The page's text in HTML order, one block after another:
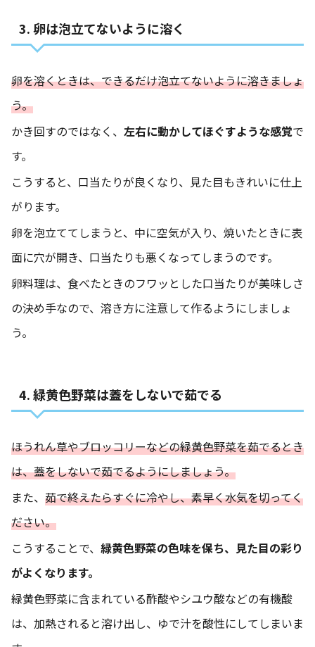
3. 卵は泡立てないように溶く
卵を溶くときは、できるだけ泡立てないように溶きましょ
う。
かき回すのではなく、 左右に動かしてほぐすような感覚で
す。
こうすると、口当たりが良くなり、見た目もきれいに仕上
がります。
卵を泡立ててしまうと、中に空気が入り、焼いたときに表
面に穴が開き、口当たりも悪くなってしまうのです。
卵料理は、食べたときのフワッとした口当たりが美味しさ
の決め手なので、溶き方に注意して作るようにしましょ
う。
4. 緑黄色野菜は蓋をしないで茹でる
ほうれん草やブロッコリーなどの緑黄色野菜を茹でるとき
は、蓋をしないで茹でるようにしましょう。
また、 茹で終えたらすぐに冷やし、素早く水気を切ってく
ださい。
こうすることで、 緑黄色野菜の色味を保ち、見た目の彩り
がよくなります。
緑黄色野菜に含まれている酢酸やシユウ酸などの有機酸
は、加熱されると溶け出し、ゆで汁を酸性にしてしまいま